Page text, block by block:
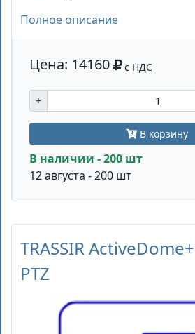
Полное описание
Цена: 14160 с НДС
+
В корзину
В наличии - 200 шт
12 августа - 200 шт
TRASSIR
PTZ